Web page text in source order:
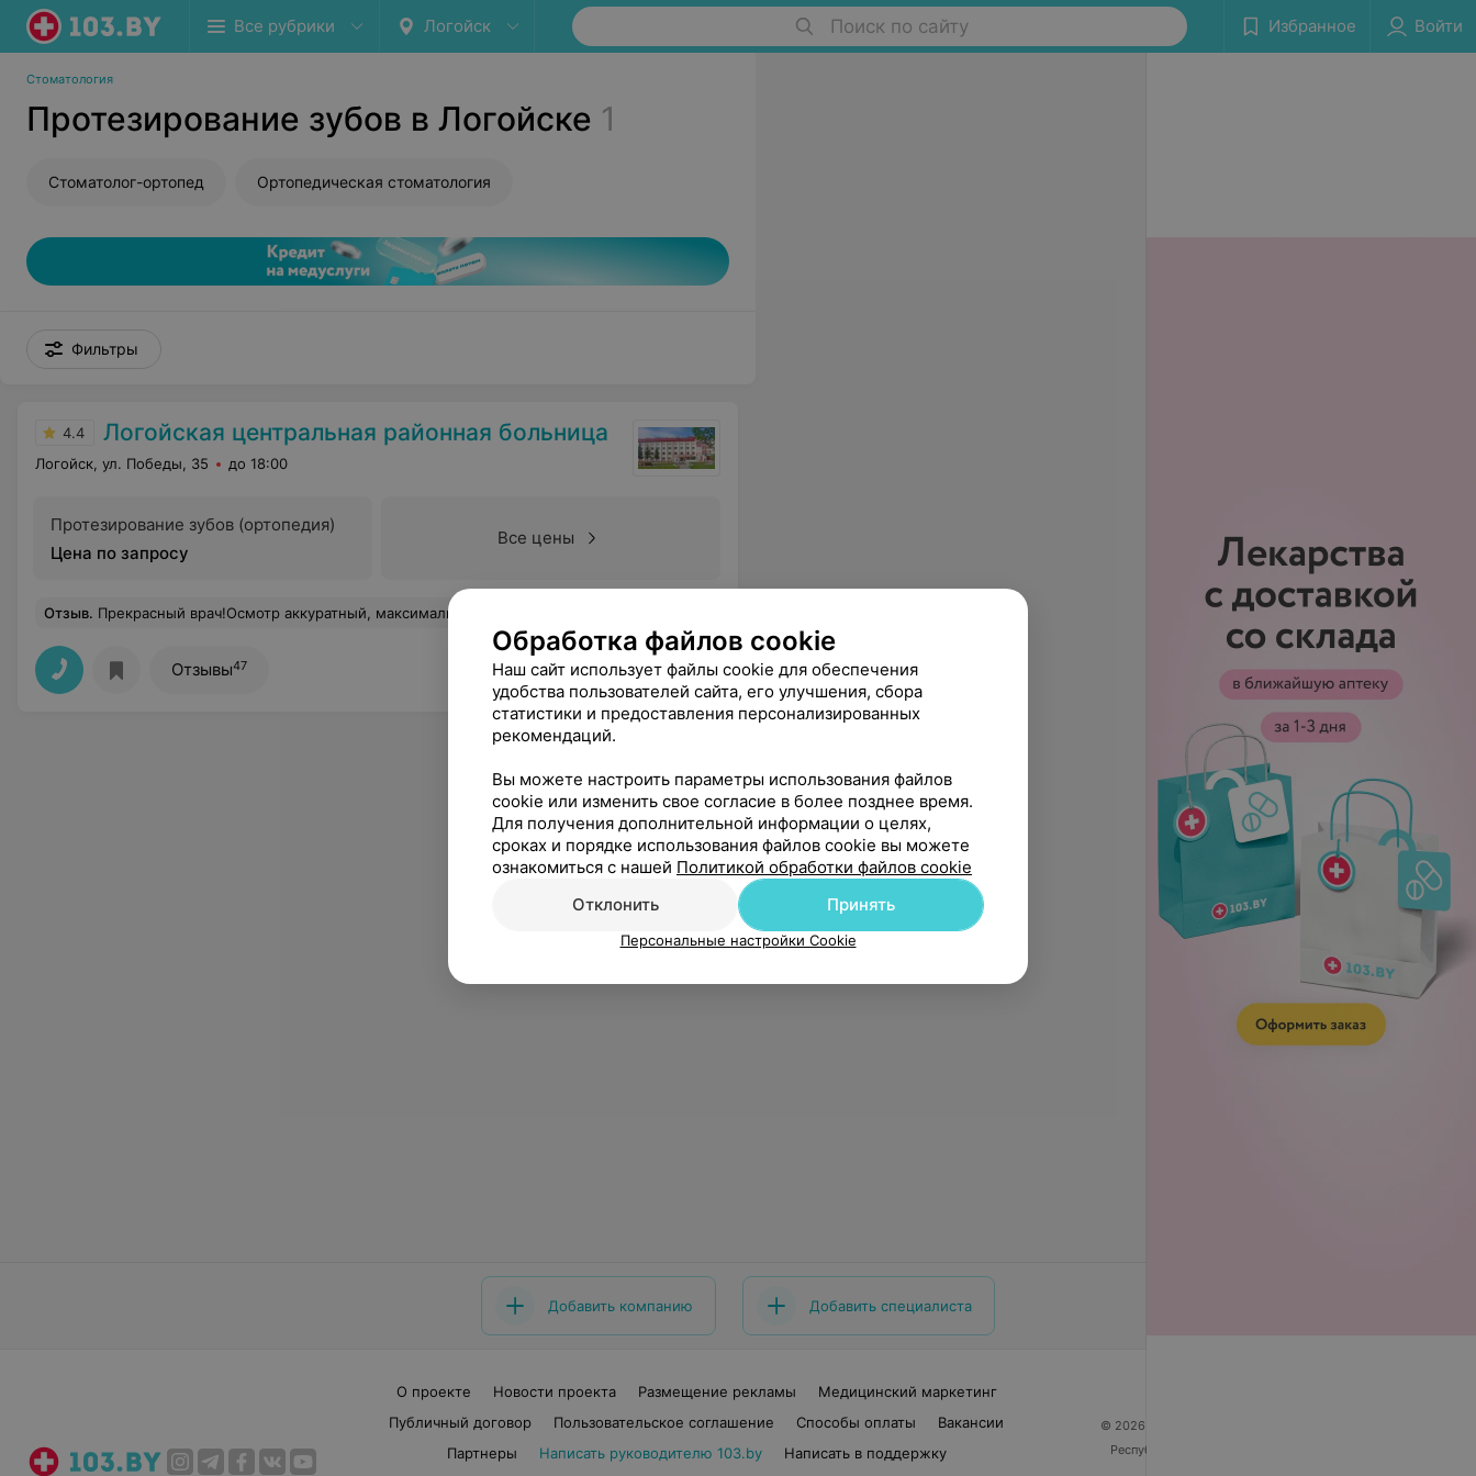
Все рубрики Логойск Поиск по сайту Избранное Войти
Стоматология
Протезирование зубов в Логойске 1
Стоматолог-ортопед Ортопедическая стоматология
Фильтры
4.4 Логойская центральная районная больница
Логойск, ул. Победы, 35 до 18:00
Протезирование зубов (ортопедия)
Цена по запросу
Все цены
Отзыв. Прекрасный врач!Осмотр аккуратный, максимально комфортный. Даны четкие рекомендации, понятным языком. Побольше бы таких врачей!
Отзывы47
Добавить компанию Добавить специалиста
О проекте Новости проекта Размещение рекламы
Медицинский маркетинг
Публичный договор
Пользовательское соглашение Способы оплаты
Вакансии
Партнеры
Написать руководителю 103.by
Написать в поддержку
© 2026 ООО «Артокс Лаб», УНП 191700409
Республика Беларусь, г. Минск, улица Толбухина, 2,
Обработка файлов cookie
Наш сайт использует файлы cookie для обеспечения
удобства пользователей сайта, его улучшения, сбора
статистики и предоставления персонализированных
рекомендаций.
Вы можете настроить параметры использования файлов
cookie или изменить свое согласие в более позднее время.
Для получения дополнительной информации о целях,
сроках и порядке использования файлов cookie вы можете
ознакомиться с нашей Политикой обработки файлов cookie
Отклонить
Принять
Персональные настройки Cookie